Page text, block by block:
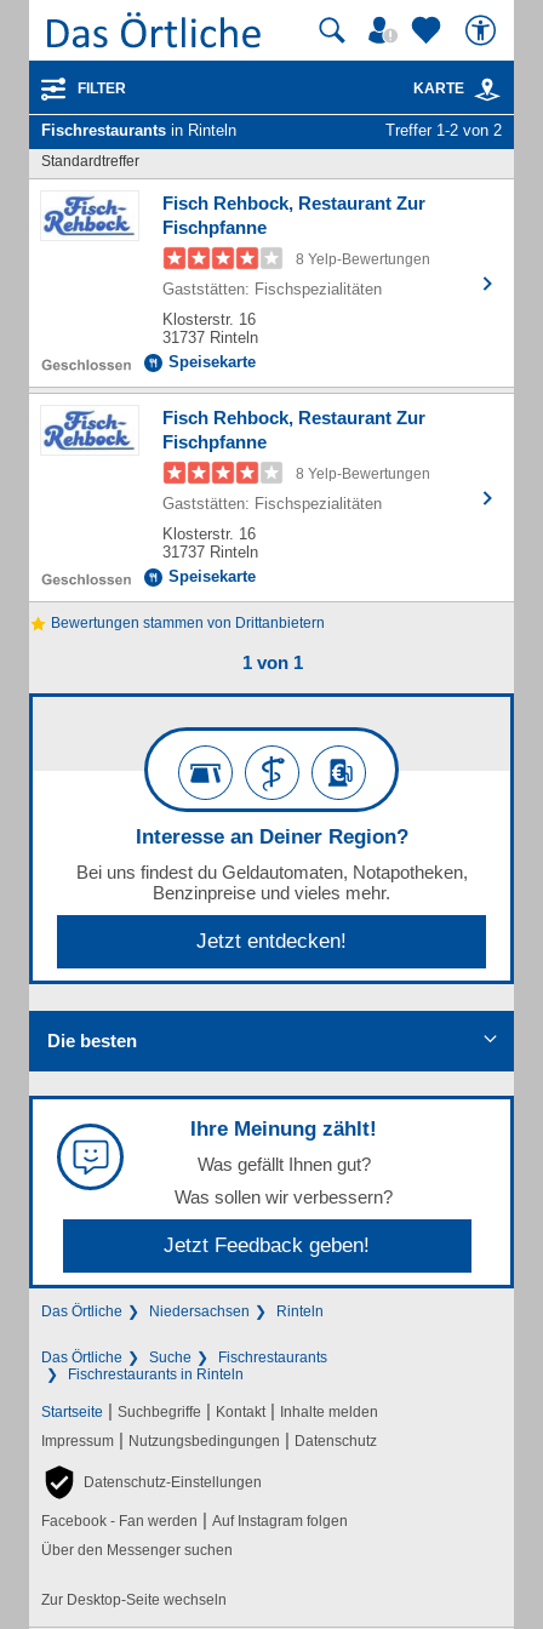
FILTER KARTE
Fischrestaurants in Rinteln Treffer 1-2 von 2
Standardtreffer
Fisch Rehbock, Restaurant Zur
Fischpfanne
8 Yelp-Bewertungen
Gaststätten: Fischspezialitäten
Klosterstr. 16
31737 Rinteln
Speisekarte
Fisch Rehbock, Restaurant Zur
Fischpfanne
8 Yelp-Bewertungen
Gaststätten: Fischspezialitäten
Klosterstr. 16
31737 Rinteln
Speisekarte
Bewertungen stammen von Drittanbietern
1 von 1
Interesse an Deiner Region?
Bei uns findest du Geldautomaten, Notapotheken,
Benzinpreise und vieles mehr.
Jetzt entdecken!
Die besten
Ihre Meinung zählt!
Was gefällt Ihnen gut?
Was sollen wir verbessern?
Jetzt Feedback geben!
Das Örtliche Niedersachsen Rinteln
Das Örtliche Suche
Fischrestaurants
Fischrestaurants in Rinteln
Startseite | Suchbegriffe | Kontakt | Inhalte melden
Impressum | Nutzungsbedingungen | Datenschutz
Datenschutz-Einstellungen
Facebook - Fan werden | Auf Instagram folgen
Über den Messenger suchen
Zur Desktop-Seite wechseln